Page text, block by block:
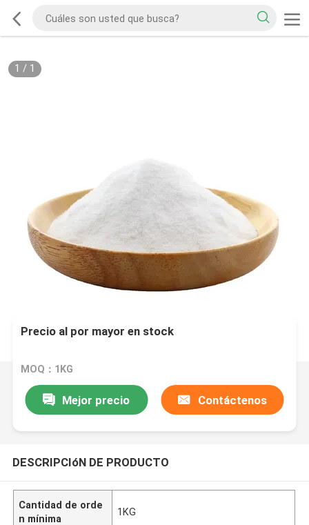
1 / 1
Precio al por mayor en stock
MOQ：1KG
Mejor precio Contáctenos
DESCRIPCIóN DE PRODUCTO
Cantidad de orde
n mínima
1KG